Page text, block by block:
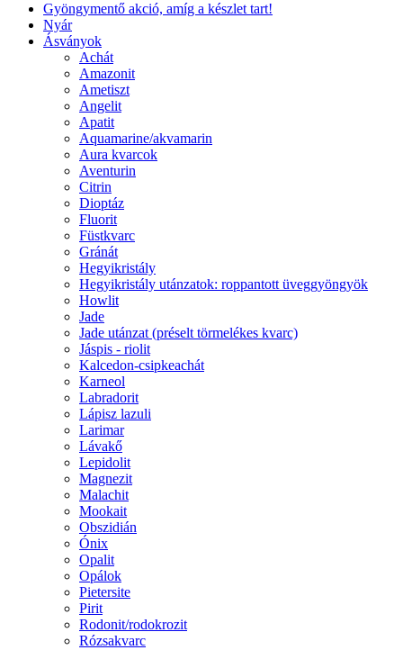
Gyöngymentő akció, amíg a készlet tart!
Nyár
Ásványok
Achát
Amazonit
Ametiszt
Angelit
Apatit
Aquamarine/akvamarin
Aura kvarcok
Aventurin
Citrin
Dioptáz
Fluorit
Füstkvarc
Gránát
Hegyikristály
Hegyikristály utánzatok: roppantott üveggyöngyök
Howlit
Jade
Jade utánzat (préselt törmelékes kvarc)
Jáspis - riolit
Kalcedon-csipkeachát
Karneol
Labradorit
Lápisz lazuli
Larimar
Lávakő
Lepidolit
Magnezit
Malachit
Mookait
Obszidián
Ónix
Opalit
Opálok
Pietersite
Pirit
Rodonit/rodokrozit
Rózsakvarc